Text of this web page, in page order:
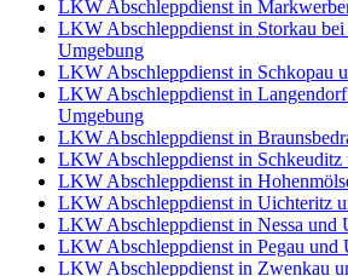
LKW Abschleppdienst in
LKW Abschleppdienst in Storkau bei
Umgebung
LKW Abschleppdienst in Schkopau
LKW Abschleppdienst in
Umgebung
LKW Abschleppdienst in
LKW Abschleppdienst in Schkeuditz
LKW Abschleppdienst in
LKW Abschleppdienst in Uichteritz
LKW Abschleppdienst in Nessa und
LKW Abschleppdienst in Pegau und
LKW Abschleppdienst in Zwenkau